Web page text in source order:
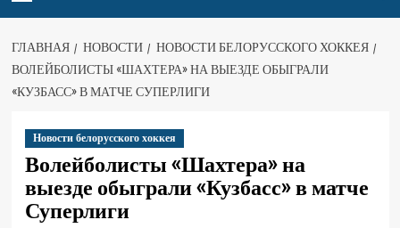
ГЛАВНАЯ НОВОСТИ
НОВОСТИ БЕЛОРУССКОГО ХОККЕЯ
ВОЛЕЙБОЛИСТЫ «ШАХТЕРА» НА ВЫЕЗДЕ ОБЫГРАЛИ
«КУЗБАСС» В МАТЧЕ СУПЕРЛИГИ
Новости белорусского хоккея
Волейболисты «Шахтера» на
выезде обыграли «Кузбасс» в матче
Суперлиги